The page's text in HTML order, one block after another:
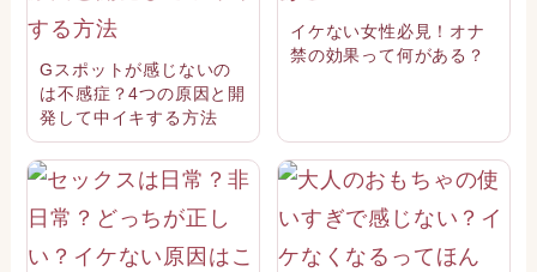
Gスポットが感じないの
は不感症？4つの原因と開
発して中イキする方法
イケない女性必見！オナ
禁の効果って何がある？